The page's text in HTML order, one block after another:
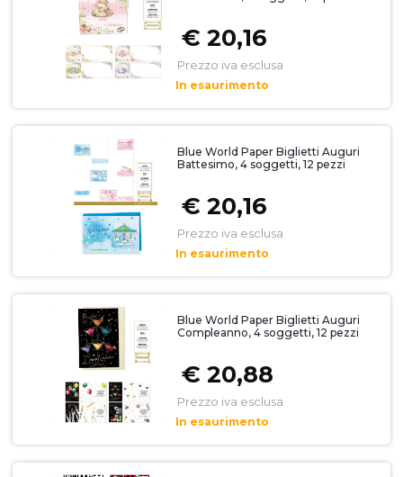
€ 20,16
Prezzo iva esclusa
In esaurimento
Blue World Paper Biglietti Auguri
Battesimo, 4 soggetti, 12 pezzi
€ 20,16
Prezzo iva esclusa
In esaurimento
Blue World Paper Biglietti Auguri
Compleanno, 4 soggetti, 12 pezzi
€ 20,88
Prezzo iva esclusa
In esaurimento